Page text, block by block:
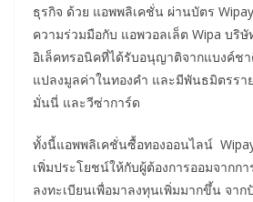
ธุรกิจ ด้วย แอพพลิเคชั่น ผ่านบัตร
ความร่วมมือกับ แอพวอลเล็ต Wipa บริษั
อิเล็คทรอนิคที่ได้รับอนุญาติจากแบงค์ชา
แปลงมูลค่าในทองคำ และมีพันธมิตรรา
มั่นนี่ และวีซ่าการ์ด
ทั้งนี้แอพพลิเคชั่นซื้อทองออนไลน์
เพิ่มประโยชน์ให้กับผู้ต้องการออมจากก
ลงทะเบียนเพื่อมาลงทุนเพิ่มมากขึ้น จา